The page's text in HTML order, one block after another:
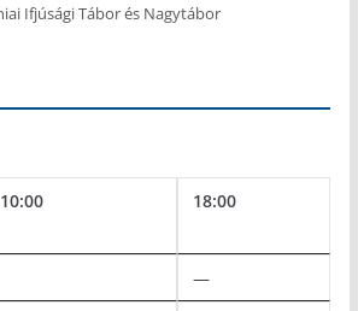
Ifjúsági Tábor és Nagytábor
18:00
—